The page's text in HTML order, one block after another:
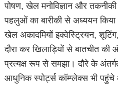
पोषण, खेल मनोविज्ञान और
पहलुओं का बारीकी से अध्ययन
खेल अकादमियों इक्वेस्ट्रियन, शूटिंग,
दौरा कर खिलाड़ियों से बातचीत
प्रत्यक्ष रूप से समझा। दौरे के
आधुनिक स्पोर्ट्स कॉम्प्लेक्स भी पहुंचे